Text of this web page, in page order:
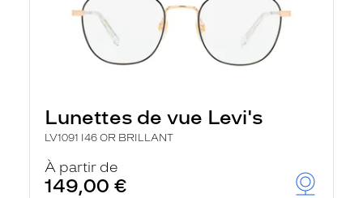
Lunettes de vue Levi's
LV1091 I46 OR BRILLANT
À partir de
149,00 €